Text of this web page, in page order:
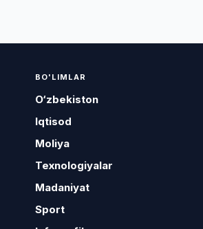
BO'LIMLAR
O‘zbekiston
Iqtisod
Moliya
Texnologiyalar
Madaniyat
Sport